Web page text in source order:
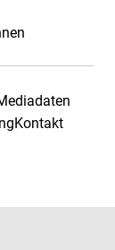
Kontakt